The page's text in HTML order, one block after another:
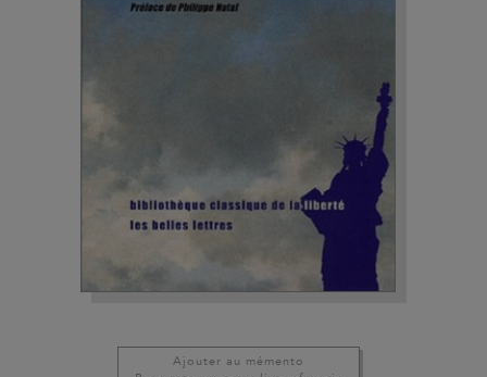
Ajouter au mémento